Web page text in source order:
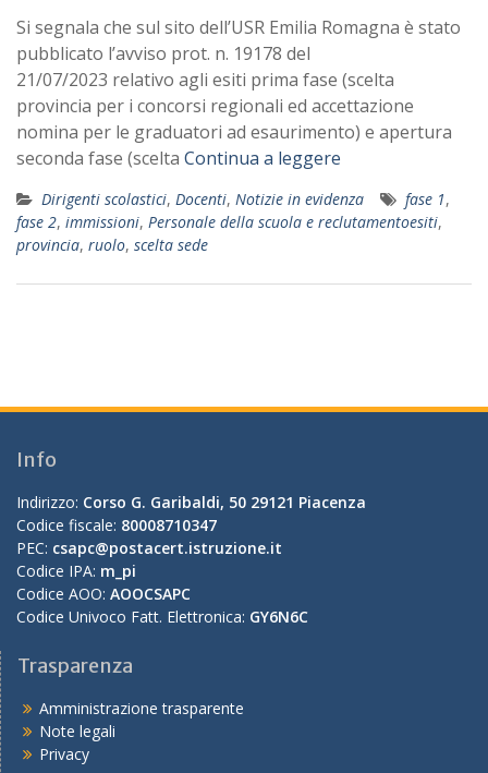
Si segnala che sul sito dell’USR Emilia Romagna è stato
pubblicato l’avviso prot. n. 19178 del
21/07/2023 relativo agli esiti prima fase (scelta
provincia per i concorsi regionali ed accettazione
nomina per le graduatori ad esaurimento) e apertura
seconda fase (scelta Continua a leggere
Dirigenti scolastici, Docenti, Notizie in evidenza fase 1,
fase 2, immissioni, Personale della scuola e reclutamentoesiti,
provincia, ruolo, scelta sede
Info
Indirizzo: Corso G. Garibaldi, 50 29121 Piacenza
Codice fiscale: 80008710347
PEC: csapc@postacert.istruzione.it
Codice IPA: m_pi
Codice AOO: AOOCSAPC
Codice Univoco Fatt. Elettronica: GY6N6C
Trasparenza
Amministrazione trasparente
Note legali
Privacy